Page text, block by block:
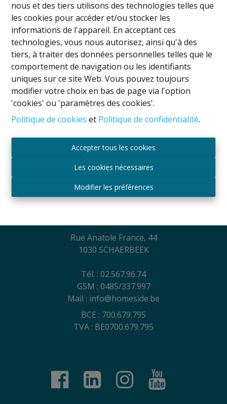
nous et des tiers utilisons des technologies telles que
les cookies pour accéder et/ou stocker les
informations de l'appareil. En acceptant ces
technologies, vous nous autorisez, ainsi qu'à des
tiers, à traiter des données personnelles telles que le
comportement de navigation ou les identifiants
uniques sur ce site Web. Vous pouvez toujours
modifier votre choix en bas de page via l'option
'cookies' ou 'paramètres des cookies'.
Politique de cookies et Politique de confidentialité.
Accepter tous les cookies
Les cookies nécessaires
Modifier les préférences
Mentions légales
Titulaire IPI: David GUNEL
Agent immobilier intermédiaire et régisseur
Agréé IPI sous le numéro 509.043 en Belgique
Autorité de surveillance IPI
Rue du Luxembourg 16B, 1000 Bruxelles, Belgique
du 29juin 2018
Belgium SA - Police n° 730.390.160
la vie privée et politique de gestion des cookies
Rue Anatole France, 44
1030 SCHAERBEEK
Tél. : 02.567.96.74
GSM : 0485/337.997
Mail : info@homeside.be
BCE : 700.679.795
TVA : BE0700.679.795